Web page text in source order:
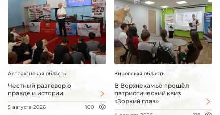
Астраханская область
Честный разговор о
правде и истории
5 августа 2026 100
Кировская область
В Верхнекамье прошёл
патриотический квиз
«Зоркий глаз»